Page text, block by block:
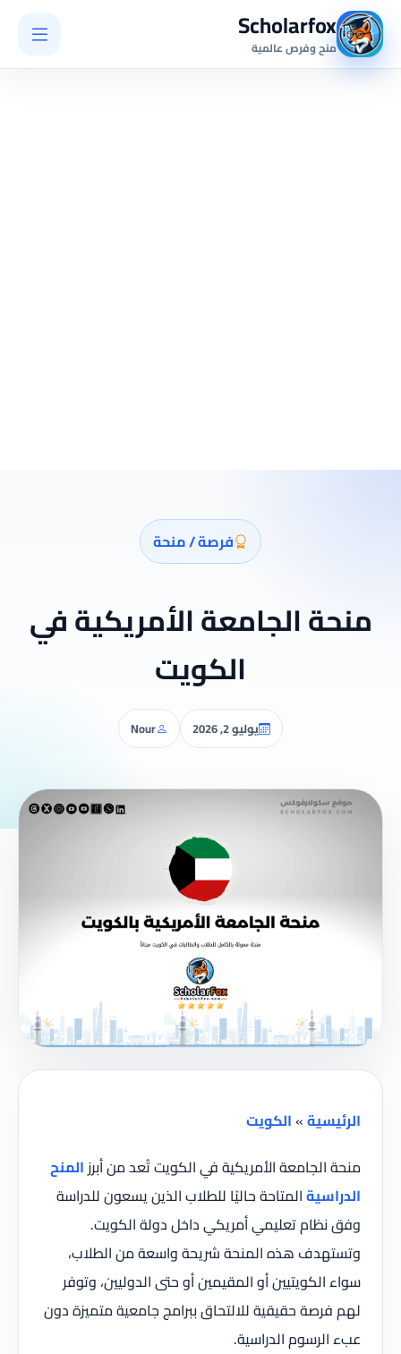
Scholarfox
منح وفرص عالمية
فرصة / منحة
منحة الجامعة الأمريكية في
الكويت
يوليو 2, 2026 Nour
الرئيسية»الكويت
منحة الجامعة الأمريكية في الكويت تُعد من أبرزالمنح
الدراسيةالمتاحة حاليًا للطلاب الذين يسعون للدراسة
وفق نظام تعليمي أمريكي داخل دولة الكويت.
وتستهدف هذه المنحة شريحة واسعة من الطلاب،
سواء الكويتيين أو المقيمين أو حتى الدوليين، وتوفر
لهم فرصة حقيقية للالتحاق ببرامج جامعية متميزة دون
عبء الرسوم الدراسية.